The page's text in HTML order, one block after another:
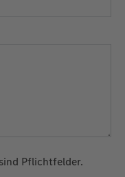
Pflichtfelder.